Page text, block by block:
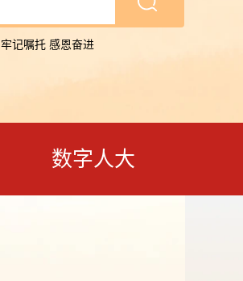
牢记嘱托 感恩奋进
数字人大